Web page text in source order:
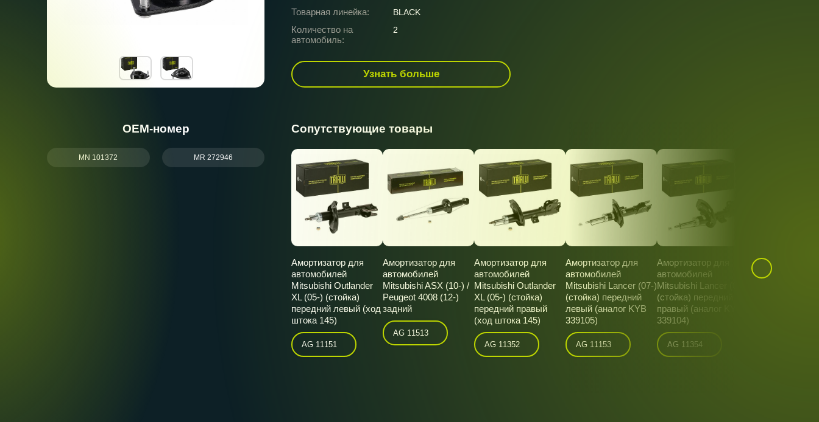
Товарная линейка: BLACK
Количество на
автомобиль:
2
Узнать больше
ОЕМ-номер
MN 101372 MR 272946
Сопутствующие товары
Амортизатор для
автомобилей
Mitsubishi Outlander
XL (05-) (стойка)
передний левый (ход
штока 145)
AG 11151
Амортизатор для
автомобилей
Mitsubishi ASX (10-) /
Peugeot 4008 (12-)
задний
AG 11513
Амортизатор для
автомобилей
Mitsubishi Outlander
XL (05-) (стойка)
передний правый
(ход штока 145)
AG 11352
Амортизатор для
автомобилей
Mitsubishi Lancer (07-)
(стойка) передний
левый (аналог KYB
339105)
AG 11153
Амортизатор для
автомобилей
Mitsubishi Lancer (07-)
(стойка) передний
правый (аналог KYB
339104)
AG 11354
Амортизатор
автомобилей